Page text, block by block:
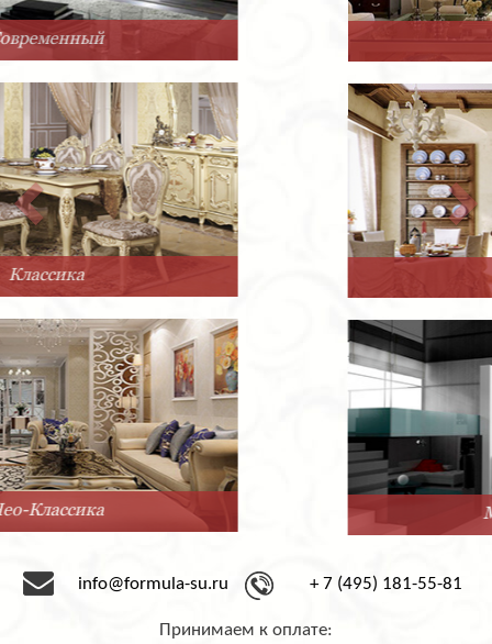
Минимализм
info@formula-su.ru + 7 (495) 181-55-81
Принимаем к оплате: